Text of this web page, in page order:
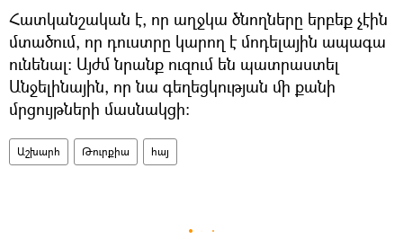
Հատկանշական է, որ աղջկա ծնողները երբեք չէին
մտածում, որ դուստրը կարող է մոդելային ապագա
ունենալ։ Այժմ նրանք ուզում են պատրաստել
Անջելինային, որ նա գեղեցկության մի քանի
մրցույթների մասնակցի։
Աշխարհ Թուրքիա հայ